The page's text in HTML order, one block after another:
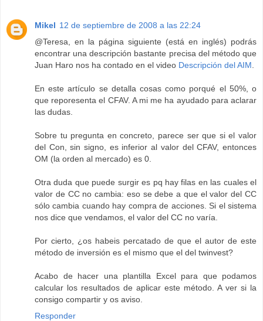
Mikel 12 de septiembre de 2008 a las 22:24
@Teresa, en la página siguiente (está en inglés) podrás
encontrar una descripción bastante precisa del método que
Juan Haro nos ha contado en el video Descripción del AIM
En este artículo se detalla cosas como porqué el 50%, o
que reporesenta el CFAV. A mi me ha ayudado para aclarar
las dudas.
Sobre tu pregunta en concreto, parece ser que si el valor
del Con, sin signo, es inferior al valor del CFAV, entonces
OM (la orden al mercado) es 0.
Otra duda que puede surgir es pq hay filas en las cuales el
valor de CC no cambia: eso se debe a que el valor del CC
sólo cambia cuando hay compra de acciones. Si el sistema
nos dice que vendamos, el valor del CC no varía.
Por cierto, ¿os habeis percatado de que el autor de este
método de inversión es el mismo que el del twinvest?
Acabo de hacer una plantilla Excel para que podamos
calcular los resultados de aplicar este método. A ver si la
consigo compartir y os aviso.
Responder